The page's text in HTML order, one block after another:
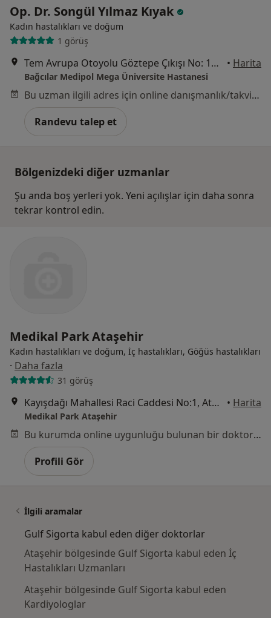
Op. Dr. Songül Yılmaz Kıyak
Kadın hastalıkları ve doğum
1 görüş
Tem Avrupa Otoyolu Göztepe Çıkışı No: 1Bağcılar, İstanbul • Harita
Bağcılar Medipol Mega Üniversite Hastanesi
Bu uzman ilgili adres için online danışmanlık/takvim sunmuyor.
Randevu talep et
Bölgenizdeki diğer uzmanlar
Şu anda boş yerleri yok. Yeni açılışlar için daha sonra
tekrar kontrol edin.
Medikal Park Ataşehir
Kadın hastalıkları ve doğum, İç hastalıkları, Göğüs hastalıkları
· Daha fazla
31 görüş
Kayışdağı Mahallesi Raci Caddesi No:1, Ataşehir • Harita
Medikal Park Ataşehir
Bu kurumda online uygunluğu bulunan bir doktor veya uzman bulunamadı
Profili Gör
İlgili aramalar
Gulf Sigorta kabul eden diğer doktorlar
Ataşehir bölgesinde Gulf Sigorta kabul eden İç
Hastalıkları Uzmanları
Ataşehir bölgesinde Gulf Sigorta kabul eden
Kardiyologlar